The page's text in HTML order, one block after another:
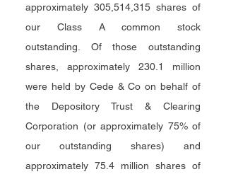
approximately 305,514,315 shares of
our Class A common stock
outstanding. Of those outstanding
shares, approximately 230.1 million
were held by Cede & Co on behalf of
the Depository Trust & Clearing
Corporation (or approximately 75% of
our outstanding shares) and
approximately 75.4 million shares of